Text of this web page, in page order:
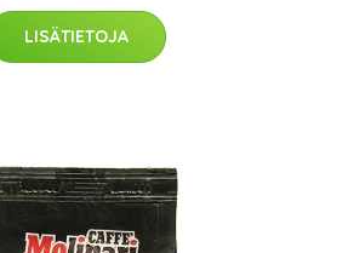
LISÄTIETOJA